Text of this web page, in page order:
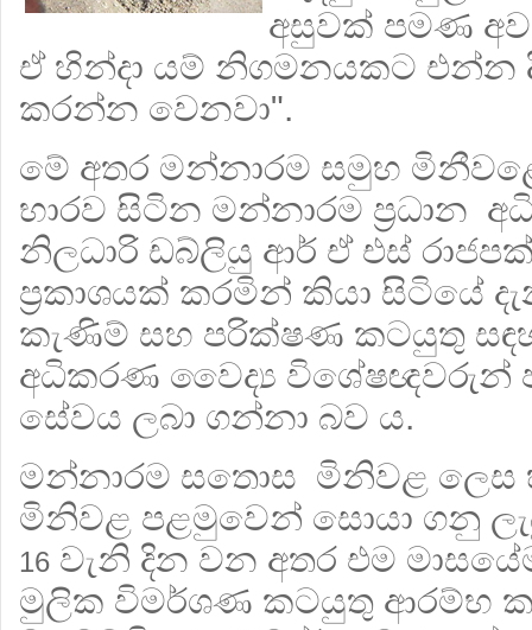
අසුවක් පමණ
ඒ හින්දා යම් නිගමනයකට එන්න
කරන්න වෙනවා".
මේ අතර මන්නාරම සමුහ
භාරව සිටින මන්නාරම ප්‍රධාන
නිලධාරි ඩබ්ලියු ආර් ඒ එස්
ප්‍රකාශයක් කරමින් කියා සිටියේ
කැණිම් සහ පරික්ෂණ කටයුතු
අධිකරණ වෛද්‍ය විශේෂඥවරුන්
සේවය ලබා ගන්නා බව ය.
මන්නාරම සතොස මිනිවළ ලෙස
මිනිවළ පළමුවෙන් සොයා ගනු
16 වැනි දින වන අතර එම
මුලික විමර්ශණ කටයුතු ආරම්භ